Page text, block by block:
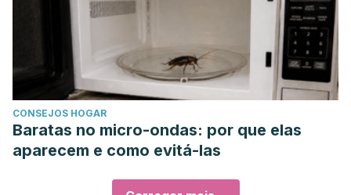
CONSEJOS HOGAR
Baratas no micro-ondas: por que elas
aparecem e como evitá-las